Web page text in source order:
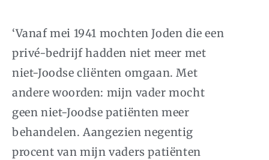
‘Vanaf mei 1941 mochten Joden die een
privé-bedrijf hadden niet meer met
niet-Joodse cliënten omgaan. Met
andere woorden: mijn vader mocht
geen niet-Joodse patiënten meer
behandelen. Aangezien negentig
procent van mijn vaders patiënten